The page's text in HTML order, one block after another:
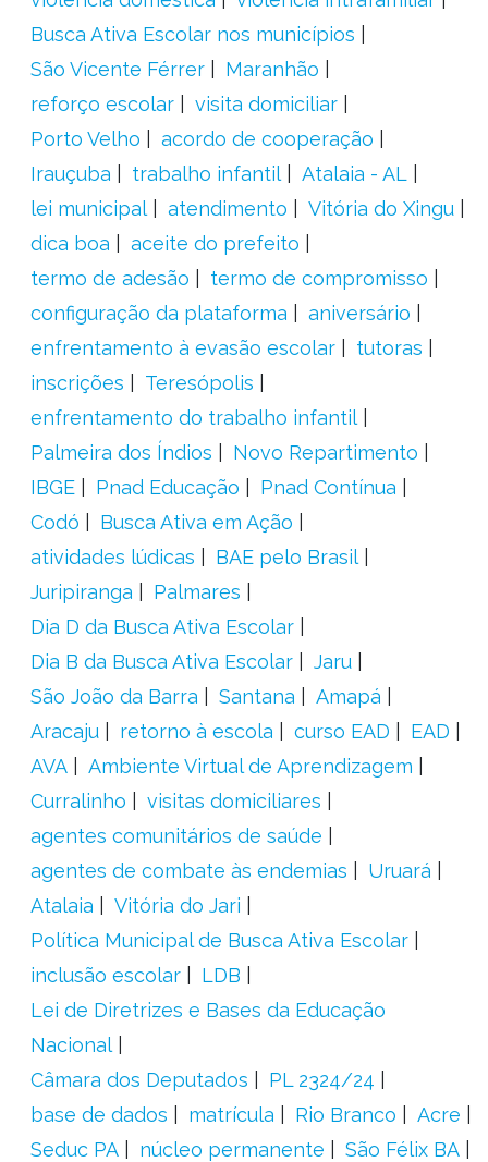
Busca Ativa Escolar nos municípios
São Vicente Férrer
Maranhão
reforço escolar
visita domiciliar
Porto Velho
acordo de cooperação
Irauçuba
trabalho infantil
Atalaia - AL
lei municipal
atendimento
Vitória do Xingu
dica boa
aceite do prefeito
termo de adesão
termo de compromisso
configuração da plataforma
aniversário
enfrentamento à evasão escolar
tutoras
inscrições
Teresópolis
enfrentamento do trabalho infantil
Palmeira dos Índios
Novo Repartimento
IBGE
Pnad Educação
Pnad Contínua
Codó
Busca Ativa em Ação
atividades lúdicas
BAE pelo Brasil
Juripiranga
Palmares
Dia D da Busca Ativa Escolar
Dia B da Busca Ativa Escolar
Jaru
São João da Barra
Santana
Amapá
Aracaju
retorno à escola curso EAD
EAD
AVA
Ambiente Virtual de Aprendizagem
Curralinho
visitas domiciliares
agentes comunitários de saúde
agentes de combate às endemias
Uruará
Atalaia
Vitória do Jari
Política Municipal de Busca Ativa Escolar
inclusão escolar
LDB
Lei de Diretrizes e Bases da Educação
Nacional
Câmara dos Deputados
PL 2324/24
base de dados
matrícula Rio Branco
Acre
Seduc PA
núcleo permanente
São Félix BA